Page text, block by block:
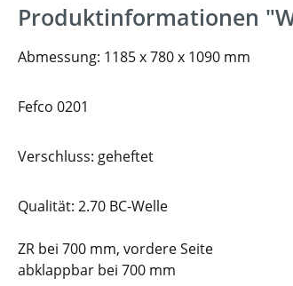
Produktinformationen
Abmessung: 1185 x 780 x 1090 mm
Fefco 0201
Verschluss: geheftet
Qualität: 2.70 BC-Welle
ZR bei 700 mm, vordere Seite
abklappbar bei 700 mm